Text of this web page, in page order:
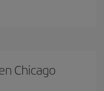
Chicago